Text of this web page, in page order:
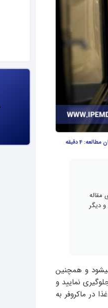
مطالعه: 4 دقیقه
مقاله
و دیگر
و همچنین
نمایید و
در ماکروفر به